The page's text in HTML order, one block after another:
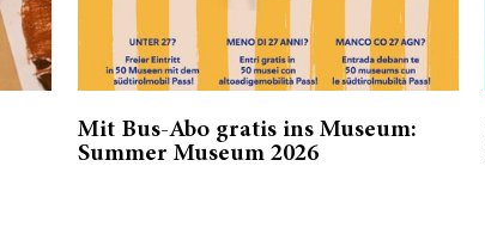
Mit Bus-Abo gratis ins Museum:
Summer Museum 2026